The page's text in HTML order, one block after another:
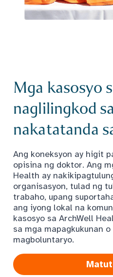
Mga kasosyo
naglilingkod
nakatatanda
Ang koneksyon ay higit
opisina ng doktor. Ang
Health ay
organisasyon, tulad ng
trabaho, upang
ang iyong lokal na
kasosyo sa ArchWell
sa mga mapagkukunan
magboluntaryo.